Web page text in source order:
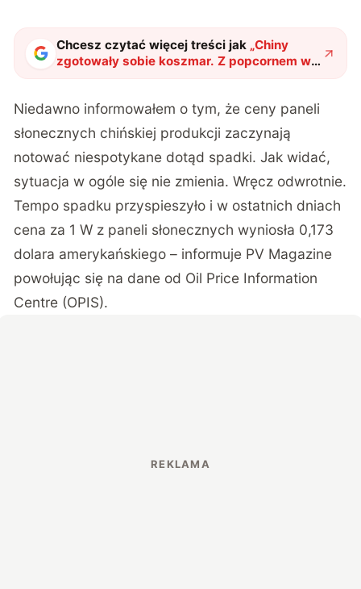
Chcesz czytać więcej treści jak „Chiny
zgotowały sobie koszmar. Z popcornem w
rękach oglądamy upadek fotowoltaicznej
Niedawno informowałem o tym, że ceny paneli
słonecznych chińskiej produkcji zaczynają
notować niespotykane dotąd spadki. Jak widać,
sytuacja w ogóle się nie zmienia. Wręcz odwrotnie.
Tempo spadku przyspieszyło i w ostatnich dniach
cena za 1 W z paneli słonecznych wyniosła 0,173
dolara amerykańskiego – informuje PV Magazine
powołując się na dane od Oil Price Information
Centre (OPIS).